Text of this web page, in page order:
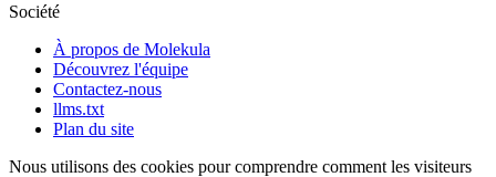
Société
À propos de Molekula
Découvrez l'équipe
Contactez-nous
llms.txt
Plan du site
Nous utilisons des cookies pour comprendre comment les visiteurs